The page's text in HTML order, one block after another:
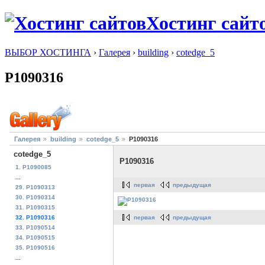
Хостинг
ВЫБОР ХОСТИНГА › Галерея › building › cotedge_5
P1090316
Галерея building cotedge_5 P1090316
cotedge_5
1. P1090085
...
29. P1090313
30. P1090314
31. P1090315
32. P1090316
33. P1090514
34. P1090515
35. P1090516
...
P1090316
первая предыдущая
первая предыдущая